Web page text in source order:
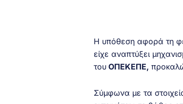
Η υπόθεση αφορά τη
είχε αναπτύξει
του ΟΠΕΚΕΠΕ,
Σύμφωνα με τα